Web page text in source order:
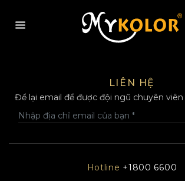
MYKOLOR
LIÊN HỆ
Để lại email để được đội ngũ chuyên
Hotline +1800 6600